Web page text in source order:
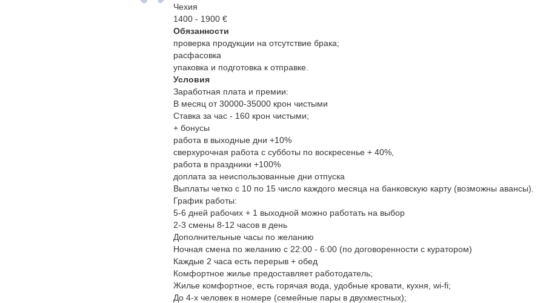
Чехия
1400 - 1900 €
Обязанности
проверка продукции на отсутствие брака;
расфасовка
упаковка и подготовка к отправке.
Условия
Заработная плата и премии:
В месяц от 30000-35000 крон чистыми
Ставка за час - 160 крон чистыми;
+ бонусы
работа в выходные дни +10%
сверхурочная работа с субботы по воскресенье + 40%,
работа в праздники +100%
доплата за неиспользованные дни отпуска
Выплаты четко с 10 по 15 число каждого месяца на банковскую карту (возможны авансы).
График работы:
5-6 дней рабочих + 1 выходной можно работать на выбор
2-3 смены 8-12 часов в день
Дополнительные часы по желанию
Ночная смена по желанию с 22:00 - 6:00 (по договоренности с куратором)
Каждые 2 часа есть перерыв + обед
Комфортное жилье предоставляет работодатель;
Жилье комфортное, есть горячая вода, удобные кровати, кухня, wi-fi;
До 4-х человек в номере (семейные пары в двухместных);